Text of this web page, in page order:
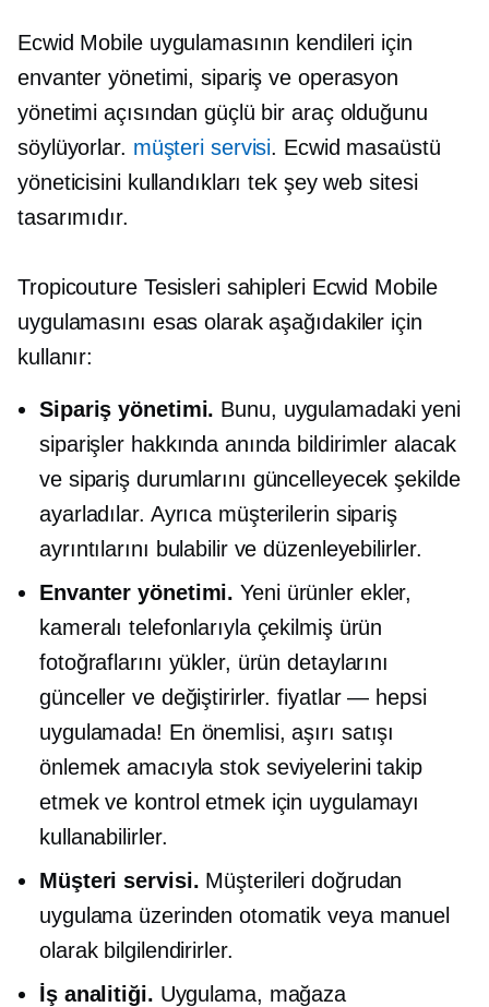
Ecwid Mobile uygulamasının kendileri için
envanter yönetimi, sipariş ve operasyon
yönetimi açısından güçlü bir araç olduğunu
söylüyorlar. müşteri servisi. Ecwid masaüstü
yöneticisini kullandıkları tek şey web sitesi
tasarımıdır.
Tropicouture Tesisleri sahipleri Ecwid Mobile
uygulamasını esas olarak aşağıdakiler için
kullanır:
Sipariş yönetimi. Bunu, uygulamadaki yeni
siparişler hakkında anında bildirimler alacak
ve sipariş durumlarını güncelleyecek şekilde
ayarladılar. Ayrıca müşterilerin sipariş
ayrıntılarını bulabilir ve düzenleyebilirler.
Envanter yönetimi. Yeni ürünler ekler,
kameralı telefonlarıyla çekilmiş ürün
fotoğraflarını yükler, ürün detaylarını
günceller ve değiştirirler.fiyatlar — hepsi
uygulamada! En önemlisi, aşırı satışı
önlemek amacıyla stok seviyelerini takip
etmek ve kontrol etmek için uygulamayı
kullanabilirler.
Müşteri servisi. Müşterileri doğrudan
uygulama üzerinden otomatik veya manuel
olarak bilgilendirirler.
İş analitiği. Uygulama, mağaza